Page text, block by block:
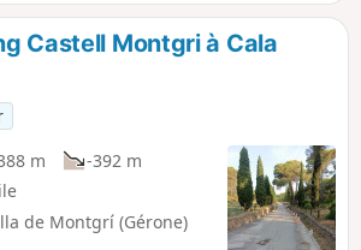
de croiser des chevreuils.
Castell Montgri à Cala
m
-392 m
de Montgrí (Gérone)